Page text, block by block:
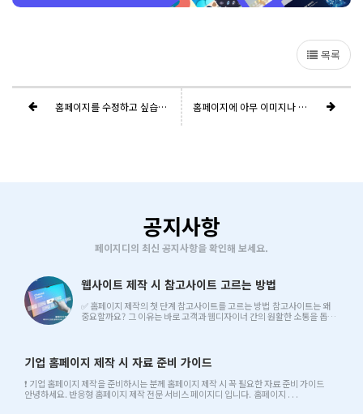
목록
홈페이지를 수정하고 싶습니다. 홈페이지에 아무 이미지나 올리면 안되나요?
공지사항
페이지디의 최신 공지사항을 확인해 보세요.
웹사이트 제작 시 참고사이트 고르는 방법
✅ 홈페이지 제작의 첫 단계 참고사이트를 고르는 방법 참고사이트는 왜
중요할까요? 그 이유는 바로 고객과 웹디자이너 간의 원활한 소통을 돕는
기업 홈페이지 제작 시 자료 준비 가이드
❗ 기업 홈페이지 제작을 준비하시는 분께 홈페이지 제작 시 꼭 필요한 자료 준비 가이드
안녕하세요. 반응형 홈페이지 제작 전문 서비스 페이지디 입니다. 홈페이지 . . .